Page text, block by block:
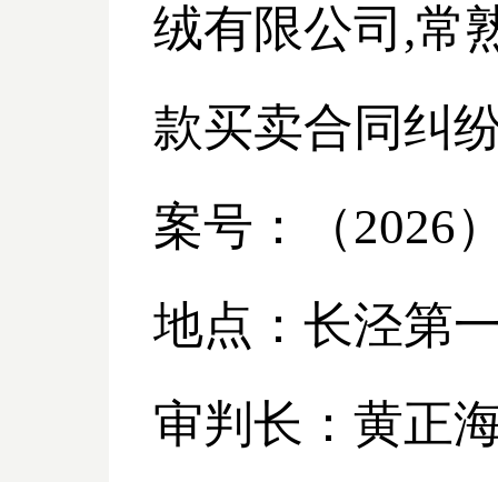
绒有限公司 ,常
款买卖合同纠
案号：（2026
地点：长泾第
审判长：黄正